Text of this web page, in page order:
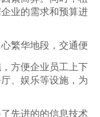
业的需求和预算进
繁华地段，交通便
方便企业员工上下
、娱乐等设施，为
先进的的信息技术